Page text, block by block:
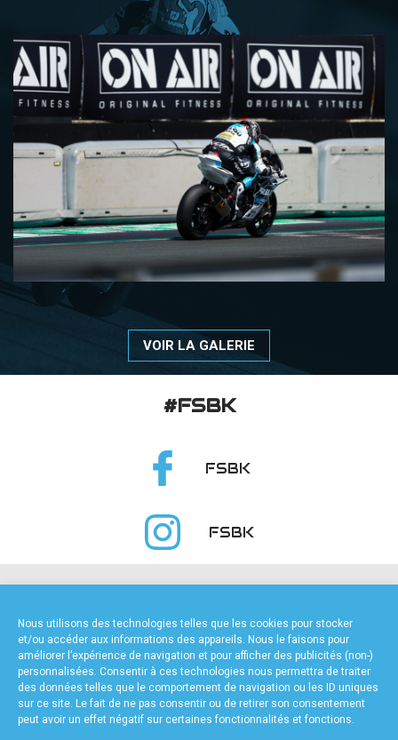
Nous utilisons des technologies telles que les cookies pour stocker
et/ou accéder aux informations des appareils. Nous le faisons pour
améliorer l’expérience de navigation et pour afficher des publicités (non-)
personnalisées. Consentir à ces technologies nous permettra de traiter
des données telles que le comportement de navigation ou les ID uniques
sur ce site. Le fait de ne pas consentir ou de retirer son consentement
peut avoir un effet négatif sur certaines fonctionnalités et fonctions.
VOIR LA GALERIE
#FSBK
FSBK
FSBK